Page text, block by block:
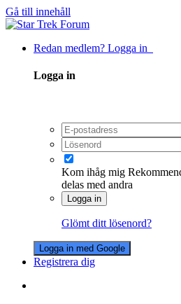
Gå till innehåll
Redan medlem? Logga in
Logga in
Kom ihåg mig
delas med andra
Logga in
Glömt ditt lösenord?
Logga in med Google
Registrera dig